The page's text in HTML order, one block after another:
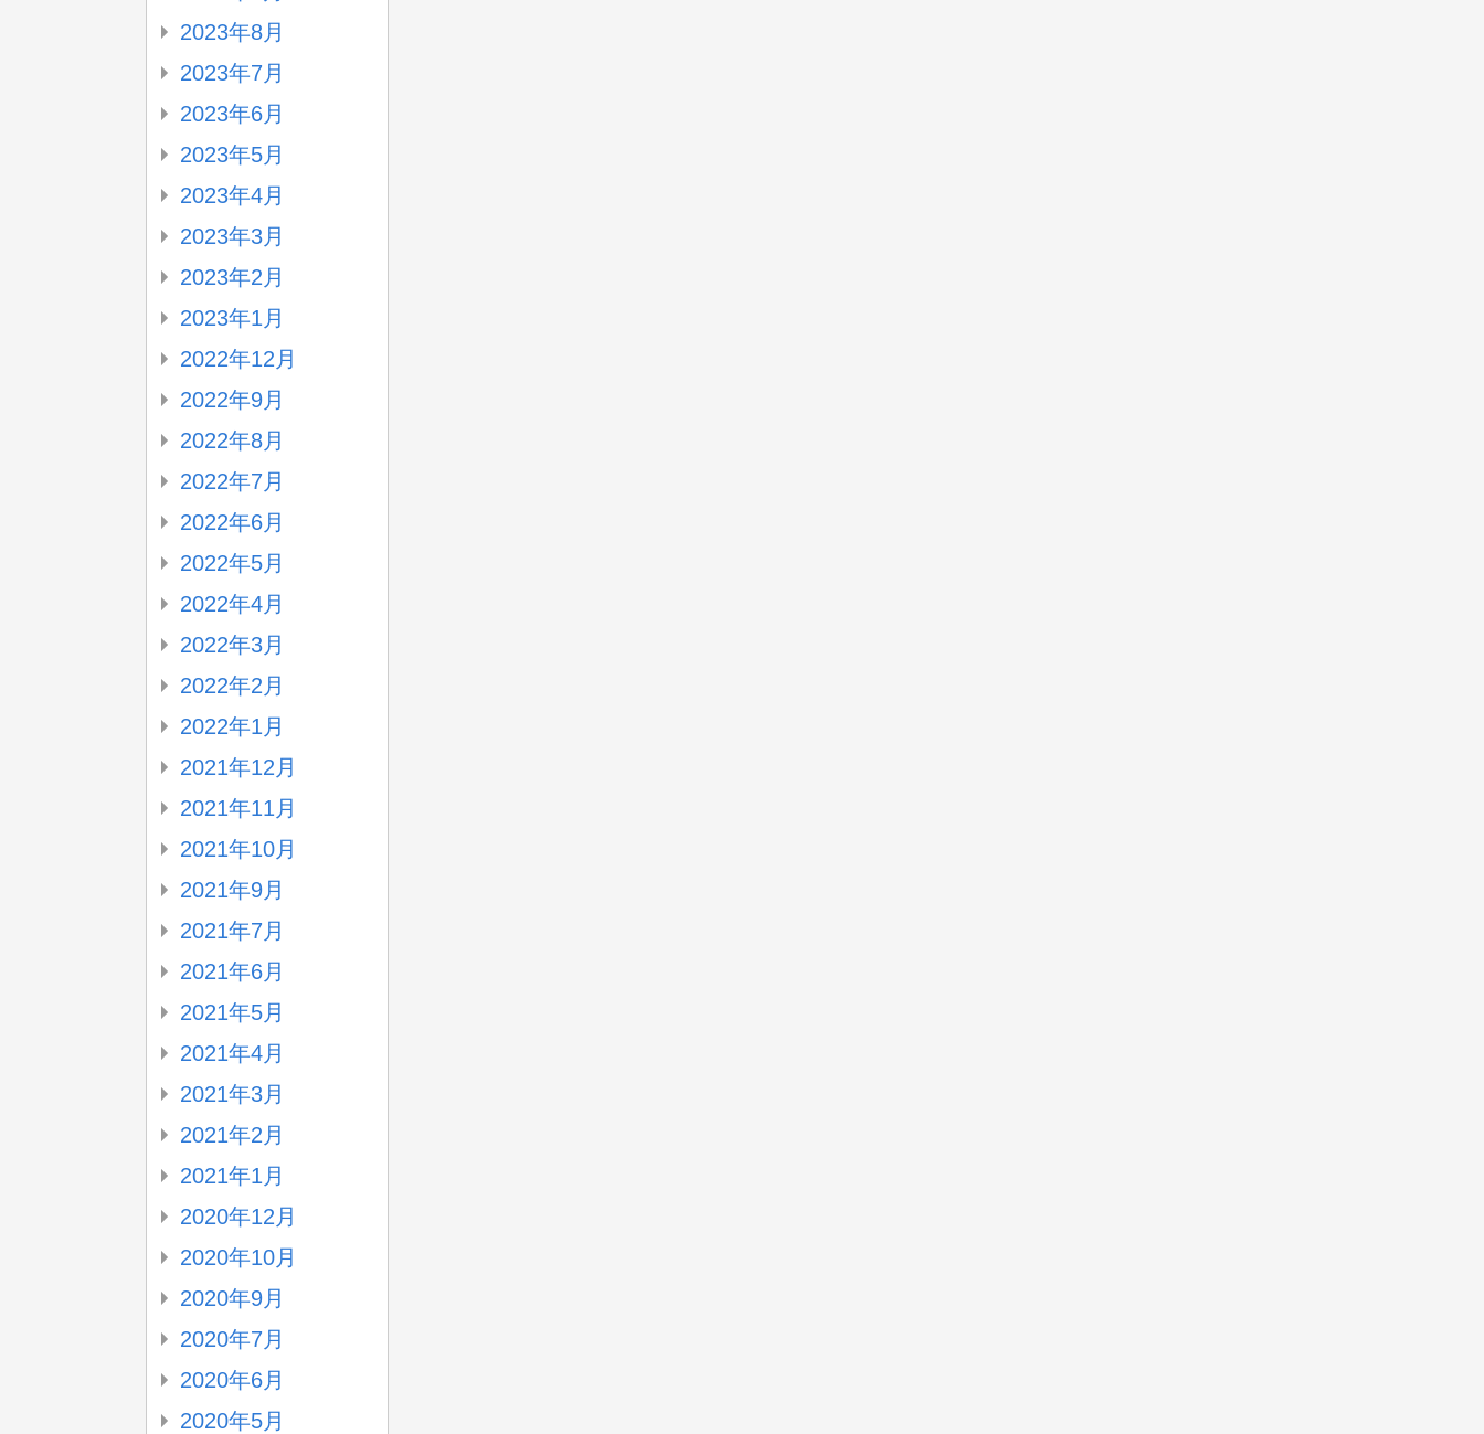
2023年8月
2023年7月
2023年6月
2023年5月
2023年4月
2023年3月
2023年2月
2023年1月
2022年12月
2022年9月
2022年8月
2022年7月
2022年6月
2022年5月
2022年4月
2022年3月
2022年2月
2022年1月
2021年12月
2021年11月
2021年10月
2021年9月
2021年7月
2021年6月
2021年5月
2021年4月
2021年3月
2021年2月
2021年1月
2020年12月
2020年10月
2020年9月
2020年7月
2020年6月
2020年5月